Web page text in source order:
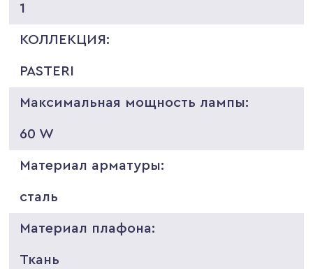
1
КОЛЛЕКЦИЯ:
PASTERI
Максимальная мощность лампы:
60 W
Материал арматуры:
сталь
Материал плафона:
Ткань